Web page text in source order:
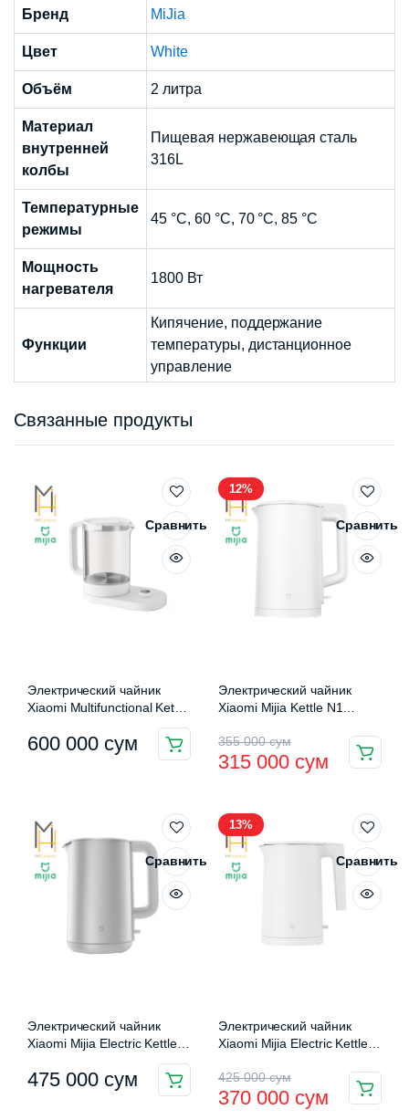
Бренд MiJia
Цвет White
Объём 2 литра
Материал
внутренней
колбы
Пищевая нержавеющая сталь
316L
Температурные
режимы
45 °C, 60 °C, 70 °C, 85 °C
Мощность
нагревателя
1800 Вт
Функции
Кипячение, поддержание
температуры, дистанционное
управление
Связанные продукты
Сравнить
Электрический чайник
Xiaomi Multifunctional Kettle
600 000 сум
12%
Сравнить
Электрический чайник
Xiaomi Mijia Kettle N1
355 000сум
Первоначальная
цена
355
000 сум.
315 000 сум
Текущая
цена:
000 сум.
Сравнить
Электрический чайник
Xiaomi Mijia Electric Kettle
475 000 сум
13%
Сравнить
Электрический чайник
Xiaomi Mijia Electric Kettle 2
425 000сум
Первоначальная
цена
370 000 сум
Текущая
цена: